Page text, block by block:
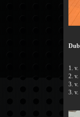
1.
2. v.
3. v.
3. v.